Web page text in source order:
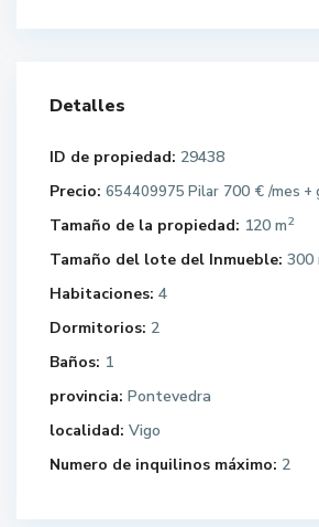
Detalles
ID de propiedad: 29438
Precio: 654409975 Pilar 700 € /mes +
Tamaño de la propiedad: 120 m2
Tamaño del lote del Inmueble: 300
Habitaciones: 4
Dormitorios: 2
Baños: 1
provincia: Pontevedra
localidad: Vigo
Numero de inquilinos máximo: 2